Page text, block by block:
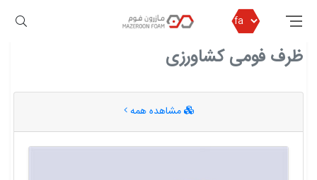
مازرون فوم ظرف فومی کشاورزی
ظرف فومی کشاورزی
مشاهده همه